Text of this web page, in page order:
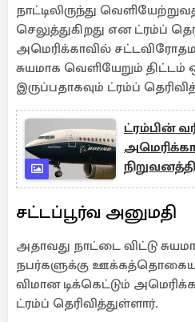
நாட்டிலிருந்து
செலுத்துகிறது என ட்ரம்ப்
அமெரிக்காவில்
சுயமாக வெளியேறும்
இருப்பதாகவும் ட்ரம்ப்
ட்ரம்பின்
சீனா
சட்டப்பூர்வ அனுமதி
அதாவது நாட்டை விட்டு
நபர்களுக்கு
விமான டிக்கெட்டும்
ட்ரம்ப் தெரிவித்துள்ளார்.